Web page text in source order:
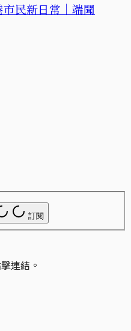
市民新日常｜端聞
訂閱
連結。